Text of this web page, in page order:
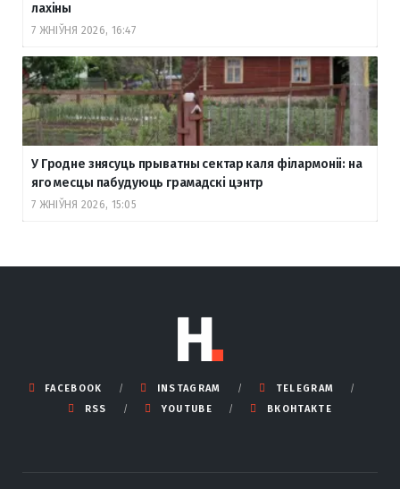
лахіны
7 ЖНІЎНЯ 2026, 16:47
У Гродне знясуць прыватны сектар каля філармоніі: на
яго месцы пабудуюць грамадскі цэнтр
7 ЖНІЎНЯ 2026, 15:05
FACEBOOK INSTAGRAM
TELEGRAM
RSS
YOUTUBE ВКОНТАКТЕ